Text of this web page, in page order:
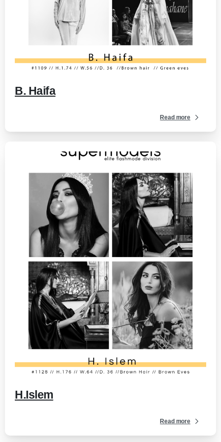
B. Haifa
Read more
H.Islem
Read more